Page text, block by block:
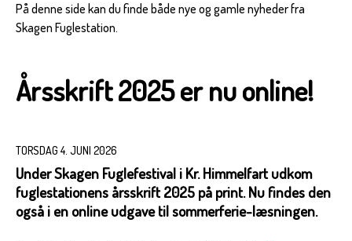
På denne side kan du finde både nye og gamle nyheder fra
Skagen Fuglestation.
Årsskrift 2025 er nu online!
TORSDAG 4. JUNI 2026
Under Skagen Fuglefestival i Kr. Himmelfart udkom
fuglestationens årsskrift 2025 på print. Nu findes den
også i en online udgave til sommerferie-læsningen.